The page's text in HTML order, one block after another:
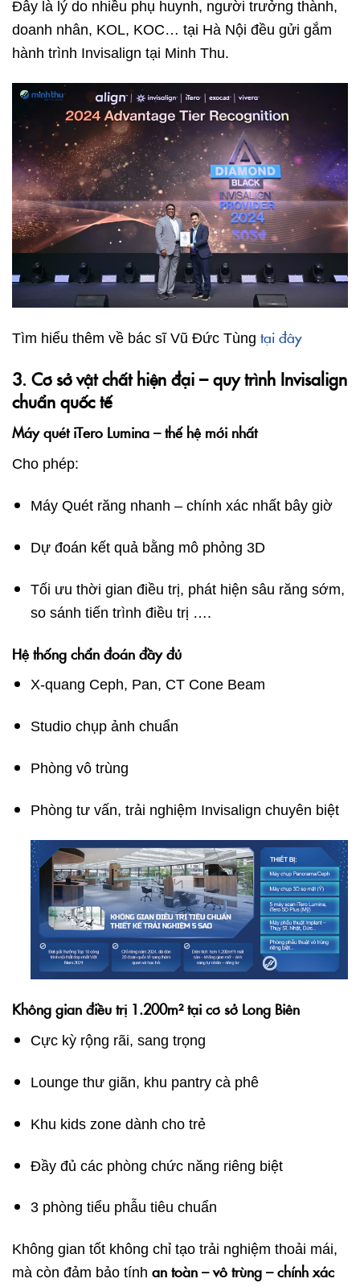
Đây là lý do nhiều phụ huynh, người trưởng thành,
doanh nhân, KOL, KOC… tại Hà Nội đều gửi gắm
hành trình Invisalign tại Minh Thu.
Tìm hiểu thêm về bác sĩ Vũ Đức Tùng tại đây
3. Cơ sở vật chất hiện đại – quy trình Invisalign
chuẩn quốc tế
Máy quét iTero Lumina – thế hệ mới nhất
Cho phép:
Máy Quét răng nhanh – chính xác nhất bây giờ
Dự đoán kết quả bằng mô phỏng 3D
Tối ưu thời gian điều trị, phát hiện sâu răng sớm,
so sánh tiến trình điều trị ….
Hệ thống chẩn đoán đầy đủ
X-quang Ceph, Pan, CT Cone Beam
Studio chụp ảnh chuẩn
Phòng vô trùng
Phòng tư vấn, trải nghiệm Invisalign chuyên biệt
Không gian điều trị 1.200m² tại cơ sở Long Biên
Cực kỳ rộng rãi, sang trọng
Lounge thư giãn, khu pantry cà phê
Khu kids zone dành cho trẻ
Đầy đủ các phòng chức năng riêng biệt
3 phòng tiểu phẫu tiêu chuẩn
Không gian tốt không chỉ tạo trải nghiệm thoải mái,
mà còn đảm bảo tính an toàn – vô trùng – chính xác